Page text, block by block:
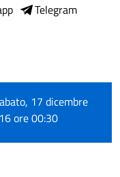
Telegram
17 dicembre
ore 00:30